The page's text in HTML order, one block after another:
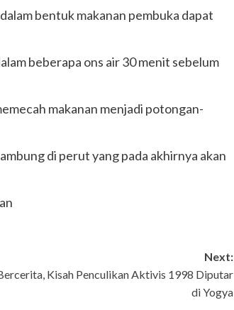
bentuk makanan pembuka dapat
beberapa ons air 30 menit sebelum
makanan menjadi potongan-
di perut yang pada akhirnya akan
Next:
Kisah Penculikan Aktivis 1998 Diputar
di Yogya